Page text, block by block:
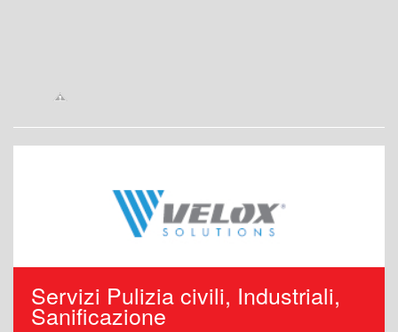
Servizi Pulizia civili, Industriali,
Sanificazione